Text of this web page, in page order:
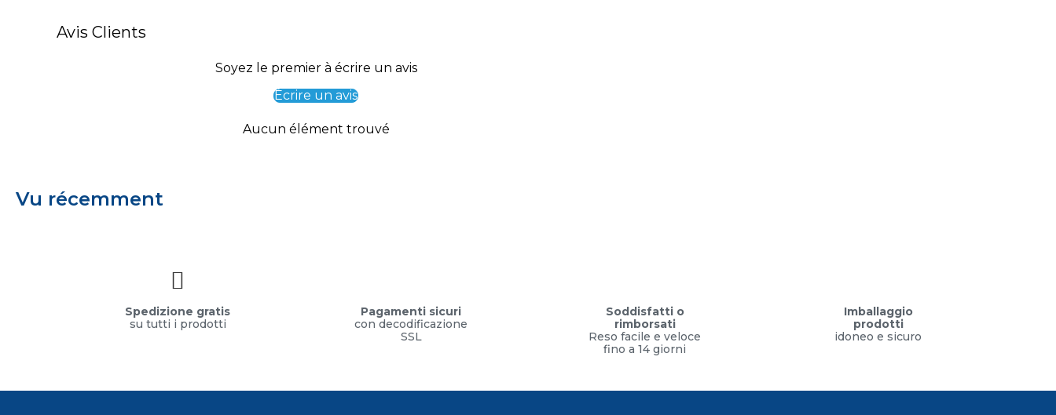
Avis Clients
Soyez le premier à écrire un avis
Écrire un avis
Aucun élément trouvé
Vu récemment
Spedizione gratis
su tutti i prodotti
Pagamenti sicuri
con decodificazione
SSL
Soddisfatti o
rimborsati
Reso facile e veloce
fino a 14 giorni
Imballaggio
prodotti
idoneo e sicuro